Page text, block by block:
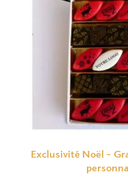
Exclusivité Noël –